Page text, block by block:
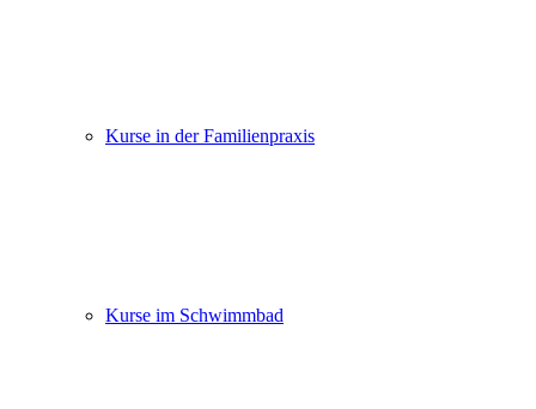
Kurse in der Familienpraxis
Kurse im Schwimmbad